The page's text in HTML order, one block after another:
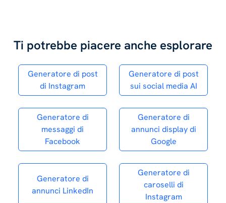
Ti potrebbe piacere anche esplorare
Generatore di post
di Instagram
Generatore di post
sui social media AI
Generatore di
messaggi di
Facebook
Generatore di
annunci display di
Google
Generatore di
annunci LinkedIn
Generatore di
caroselli di
Instagram